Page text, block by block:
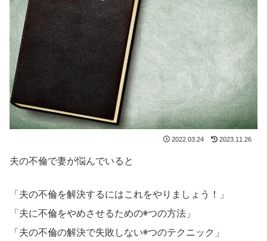
2022.03.24 2023.11.26
夫の不倫で妻が悩んでいると
「夫の不倫を解決するにはこれをやりましょう！」
「夫に不倫をやめさせるための◉つの方法」
「夫の不倫の解決で失敗しない◉つのテクニック」